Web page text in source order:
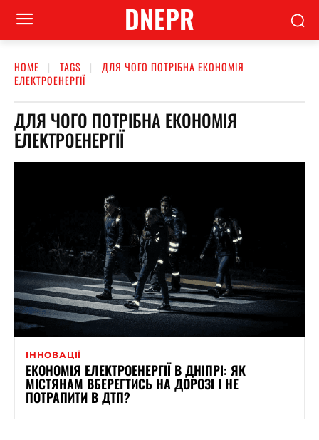
DNEPR
HOME TAGS
ДЛЯ ЧОГО ПОТРІБНА ЕКОНОМІЯ
ЕЛЕКТРОЕНЕРГІЇ
ДЛЯ ЧОГО ПОТРІБНА ЕКОНОМІЯ
ЕЛЕКТРОЕНЕРГІЇ
ІННОВАЦІЇ
ЕКОНОМІЯ ЕЛЕКТРОЕНЕРГІЇ В ДНІПРІ: ЯК
МІСТЯНАМ ВБЕРЕГТИСЬ НА ДОРОЗІ І НЕ
ПОТРАПИТИ В ДТП?